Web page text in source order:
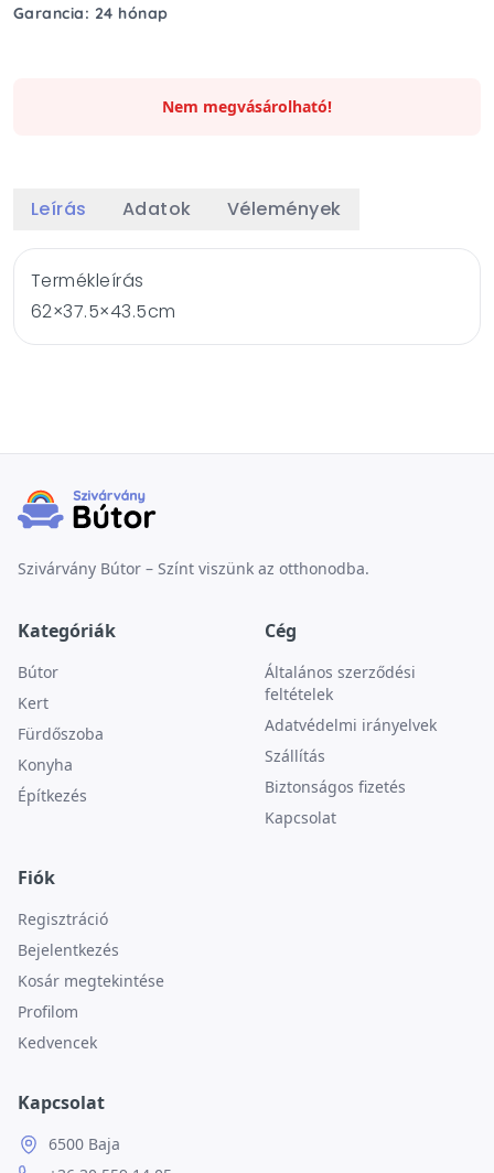
Garancia: 24 hónap
Nem megvásárolható!
Leírás Adatok Vélemények
Termékleírás
62×37.5×43.5cm
Szivárvány Bútor – Színt viszünk az otthonodba.
Kategóriák
Bútor
Kert
Fürdőszoba
Konyha
Építkezés
Cég
Általános szerződési
feltételek
Adatvédelmi irányelvek
Szállítás
Biztonságos fizetés
Kapcsolat
Fiók
Regisztráció
Bejelentkezés
Kosár megtekintése
Profilom
Kedvencek
Kapcsolat
6500 Baja